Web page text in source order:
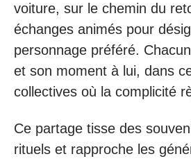
voiture, sur le chemin du
échanges animés pour
personnage préféré.
et son moment à lui, dans
collectives où la complicité
Ce partage tisse des
rituels et rapproche les